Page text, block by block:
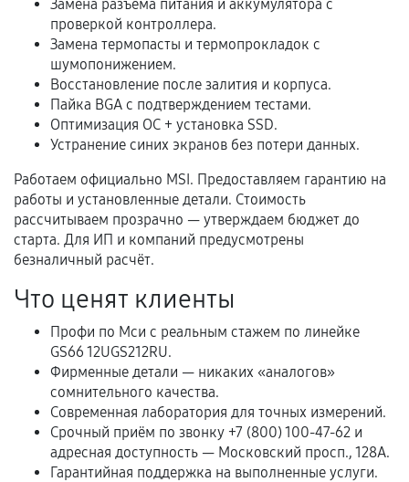
расширенной гарантии. Стоимость, сроки и
условия продления согласовываются отдельно и
фиксируются в документах.
Когда гарантия не действует
Нарушение правил эксплуатации,
механические повреждения, попадание влаги,
перегрев, коррозия.
Самостоятельный ремонт или вмешательство
третьих лиц.
Естественный износ деталей, если иное не
Обращение после окончания гарантийного
срока.
Программные сбои, если это не указано в
отдельных условиях.
Замена разъёма питания и аккумулятора с
проверкой контроллера.
Замена термопасты и термопрокладок с
шумопонижением.
Восстановление после залития и корпуса.
Пайка BGA с подтверждением тестами.
Оптимизация ОС + установка SSD.
Устранение синих экранов без потери данных.
Работаем официально MSI. Предоставляем гарантию на
работы и установленные детали. Стоимость
рассчитываем прозрачно — утверждаем бюджет до
старта. Для ИП и компаний предусмотрены
безналичный расчёт.
Что ценят клиенты
Профи по Мси с реальным стажем по линейке
GS66 12UGS212RU.
Фирменные детали — никаких «аналогов»
сомнительного качества.
Современная лаборатория для точных измерений.
Срочный приём по звонку +7 (800) 100-47-62 и
адресная доступность — Московский просп., 128А.
Гарантийная поддержка на выполненные услуги.